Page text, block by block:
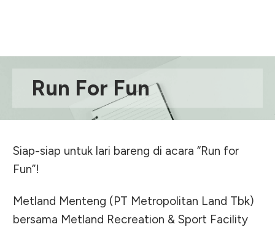
Run For Fun
Siap-siap untuk lari bareng di acara “Run for
Fun”!
Metland Menteng (PT Metropolitan Land Tbk)
bersama Metland Recreation & Sport Facility